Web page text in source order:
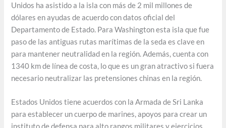
Unidos ha asistido a la isla con más de 2 mil millones de
dólares en ayudas de acuerdo con datos oficial del
Departamento de Estado. Para Washington esta isla que fue
paso de las antiguas rutas marítimas de la seda es clave en
para mantener neutralidad en la región. Además, cuenta con
1340 km de línea de costa, lo que es un gran atractivo si fuera
necesario neutralizar las pretensiones chinas en la región.
Estados Unidos tiene acuerdos con la Armada de Sri Lanka
para establecer un cuerpo de marines, apoyos para crear un